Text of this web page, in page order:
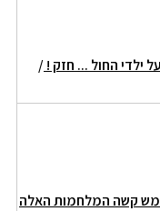
ילדי החול ... חזק !/
קשה המלחמות האלה